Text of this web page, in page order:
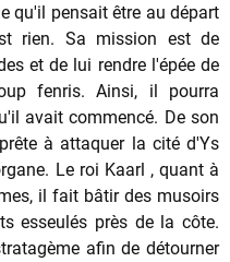
qu'il pensait être au départ
rien. Sa mission est de
et de lui rendre l'épée de
fenris. Ainsi, il pourra
avait commencé. De son
à attaquer la cité d'Ys
Le roi Kaarl , quant à
il fait bâtir des musoirs
esseulés près de la côte.
afin de détourner